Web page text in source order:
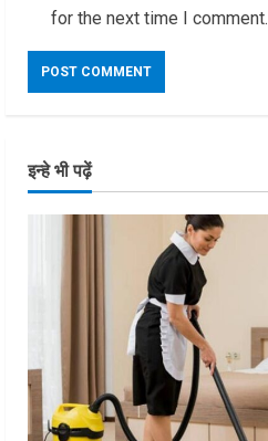
for the next time I comment.
इन्हे भी पढ़ें